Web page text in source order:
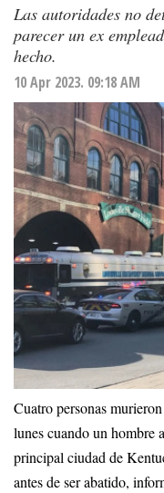
Las autoridades no
parecer un ex
hecho.
10 Apr 2023. 09:18 AM
Cuatro personas
lunes cuando un hombre
principal ciudad de
antes de ser abatido,